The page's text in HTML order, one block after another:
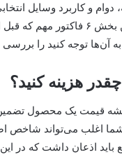
و کاربرد وسایل
است. بنابراین در این بخش ۶ فاکتور
آن‌ها توجه کنید را
قیمت یک محصول
شما اغلب می‌تواند
باید اذعان داشت که در